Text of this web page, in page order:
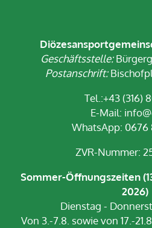
Geschäftsstelle:
Postanschrift:
Tel.:+43 (316)
E-Mail:
WhatsApp: 0676
ZVR-Nummer:
Sommer-Öffnungszeiten
2026)
Dienstag -
Von 3.-7.8. sowie von 17.-